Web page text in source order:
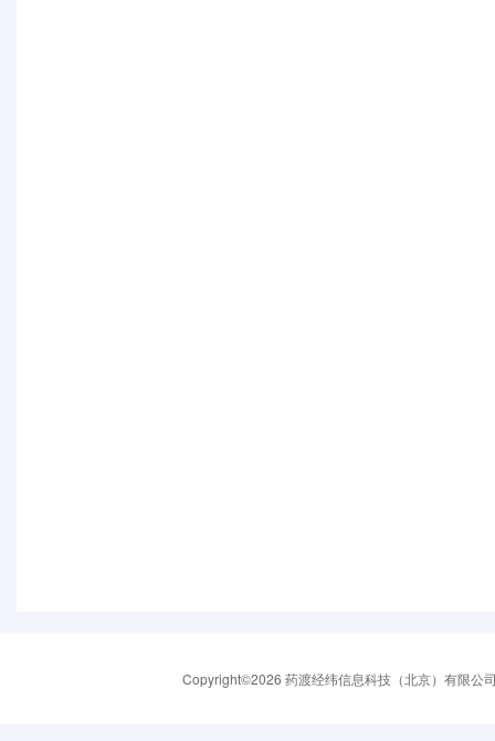
Copyright©2026 药渡经纬信息科技（北京）有限公